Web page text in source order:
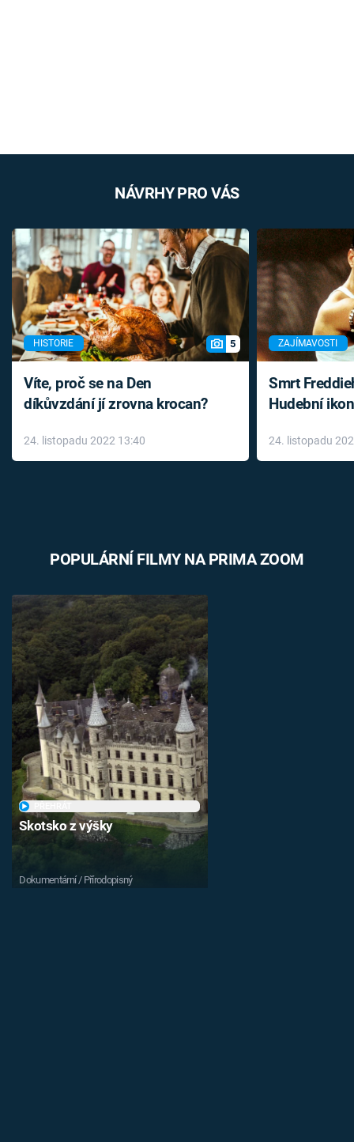
NÁVRHY PRO VÁS
HISTORIE 5
Víte, proč se na Den
díkůvzdání jí zrovna krocan?
24. listopadu 2022 13:40
ZAJÍMAVOSTI
Smrt
Hudební
léky
24. listopadu
POPULÁRNÍ FILMY NA PRIMA ZOOM
Skotsko z výšky
Dokumentární / Přírodopisný